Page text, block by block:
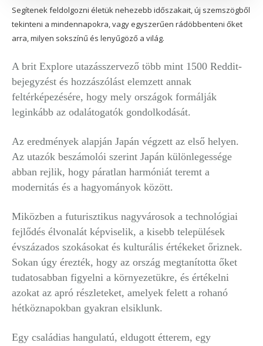
Segítenek feldolgozni életük nehezebb időszakait, új szemszögből
tekinteni a mindennapokra, vagy egyszerűen rádöbbenteni őket
arra, milyen sokszínű és lenyűgöző a világ.
A brit Explore utazásszervező több mint 1500 Reddit-
bejegyzést és hozzászólást elemzett annak
feltérképezésére, hogy mely országok formálják
leginkább az odalátogatók gondolkodását.
Az eredmények alapján Japán végzett az első helyen.
Az utazók beszámolói szerint Japán különlegessége
abban rejlik, hogy páratlan harmóniát teremt a
modernitás és a hagyományok között.
Miközben a futurisztikus nagyvárosok a technológiai
fejlődés élvonalát képviselik, a kisebb települések
évszázados szokásokat és kulturális értékeket őriznek.
Sokan úgy érezték, hogy az ország megtanította őket
tudatosabban figyelni a környezetükre, és értékelni
azokat az apró részleteket, amelyek felett a rohanó
hétköznapokban gyakran elsiklunk.
Egy családias hangulatú, eldugott étterem, egy